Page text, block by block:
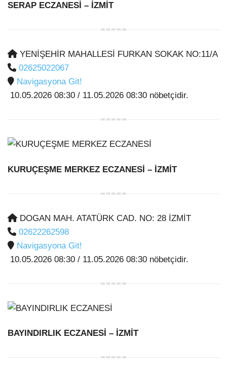
SERAP ECZANESİ – İZMİT
YENİŞEHİR MAHALLESİ FURKAN SOKAK NO:11/A
02625022067
Navigasyona Git!
10.05.2026 08:30 / 11.05.2026 08:30 nöbetçidir.
KURUÇEŞME MERKEZ ECZANESİ – İZMİT
DOGAN MAH. ATATÜRK CAD. NO: 28 İZMİT
02622262598
Navigasyona Git!
10.05.2026 08:30 / 11.05.2026 08:30 nöbetçidir.
BAYINDIRLIK ECZANESİ – İZMİT